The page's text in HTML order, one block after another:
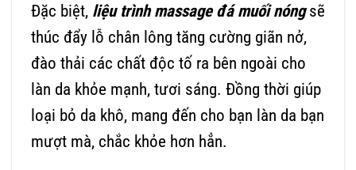
Đặc biệt, liệu trình massage đá muối nóngsẽ
thúc đẩy lỗ chân lông tăng cường giãn nở,
đào thải các chất độc tố ra bên ngoài cho
làn da khỏe mạnh, tươi sáng. Đồng thời giúp
loại bỏ da khô, mang đến cho bạn làn da bạn
mượt mà, chắc khỏe hơn hẳn.